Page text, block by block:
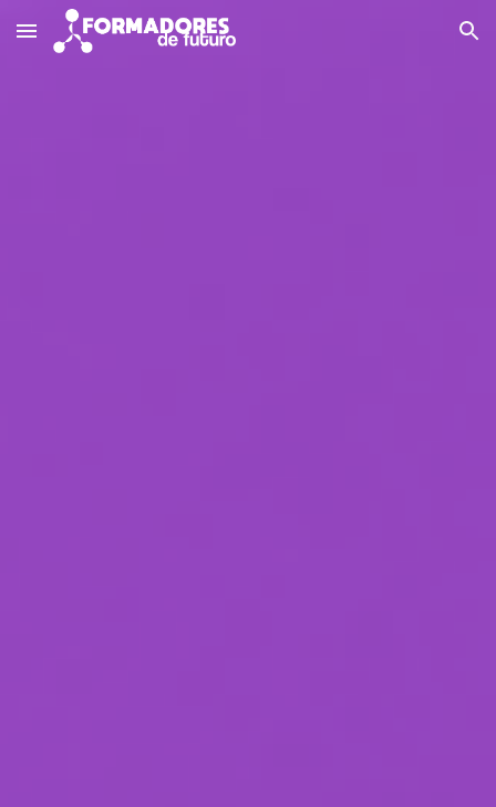
Skip to main content Skip to navigation